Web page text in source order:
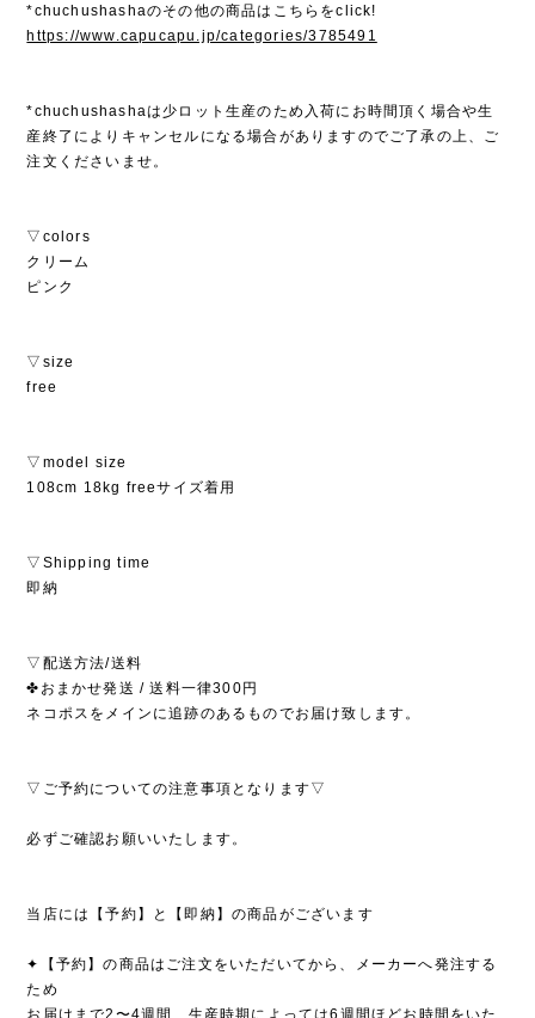
*chuchushashaのその他の商品はこちらをclick!
https://www.capucapu.jp/categories/3785491
*chuchushashaは少ロット生産のため入荷にお時間頂く場合や生
産終了によりキャンセルになる場合がありますのでご了承の上、ご
注文くださいませ。
▽colors
クリーム
ピンク
▽size
free
▽model size
108cm 18kg freeサイズ着用
▽Shipping time
即納
▽配送方法/送料
✤おまかせ発送 / 送料一律300円
ネコポスをメインに追跡のあるものでお届け致します。
▽ご予約についての注意事項となります▽
必ずご確認お願いいたします。
当店には【予約】と【即納】の商品がございます
✦【予約】の商品はご注文をいただいてから、メーカーへ発注する
ため
お届けまで2〜4週間、生産時期によっては6週間ほどお時間をいた